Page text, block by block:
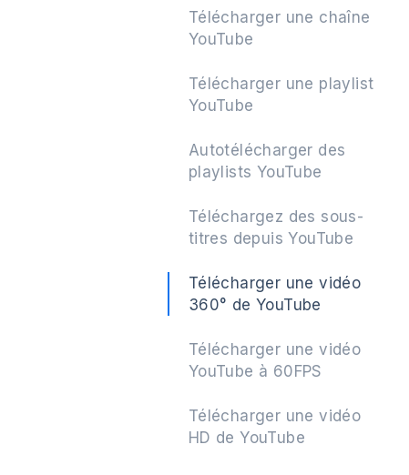
Suivant
Télécharger une chaîne
YouTube
Télécharger une playlist
YouTube
Autotélécharger des
playlists YouTube
Téléchargez des sous-
titres depuis YouTube
Télécharger une vidéo
360° de YouTube
Télécharger une vidéo
YouTube à 60FPS
Télécharger une vidéo
HD de YouTube